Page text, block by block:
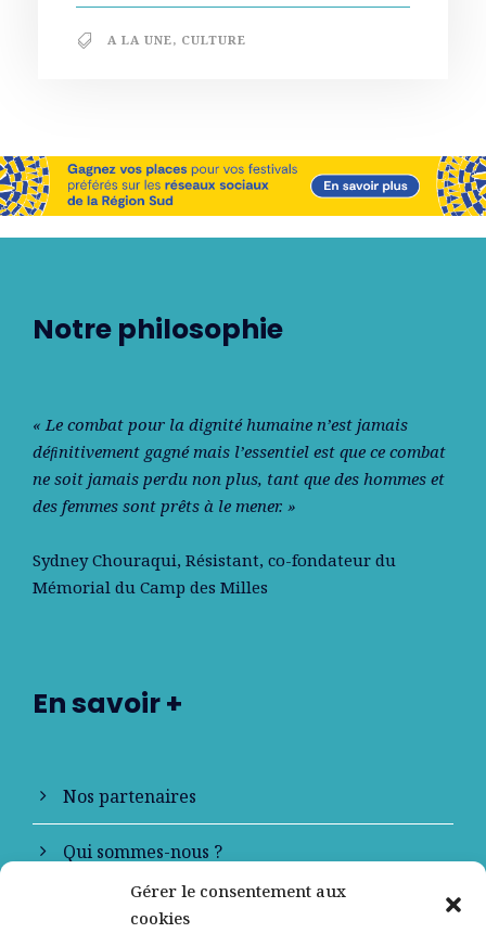
Gérer le consentement aux
cookies
A LA UNE, CULTURE
Notre philosophie
« Le combat pour la dignité humaine n’est jamais
déﬁnitivement gagné mais l’essentiel est que ce combat
ne soit jamais perdu non plus, tant que des hommes et
des femmes sont prêts à le mener. »
Sydney Chouraqui, Résistant, co-fondateur du
Mémorial du Camp des Milles
En savoir +
Nos partenaires
Qui sommes-nous ?
Contactez-nous